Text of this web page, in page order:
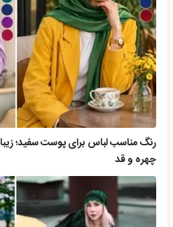
رنگ مناسب لباس برای پوست سفید؛
چهره و قد